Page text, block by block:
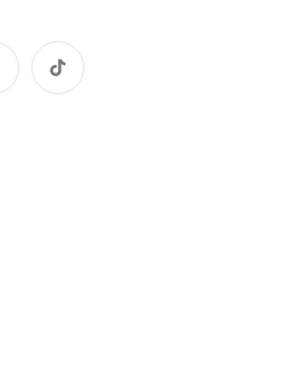
틱
톡